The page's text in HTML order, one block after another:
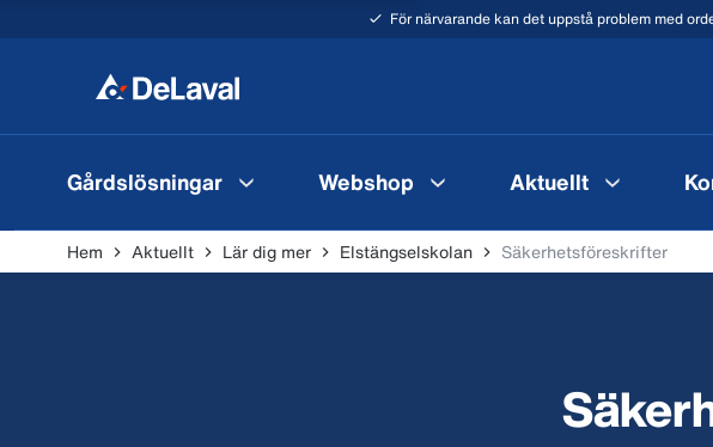
För närvarande kan det uppstå problem med
Gårdslösningar Webshop Aktuellt
Hem Aktuellt Lär dig mer Elstängselskolan Säkerhetsföreskrifter